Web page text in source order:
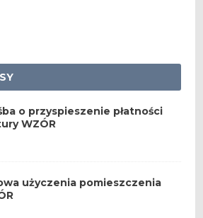
o przyspieszenie płatności
WZÓR
użyczenia pomieszczenia